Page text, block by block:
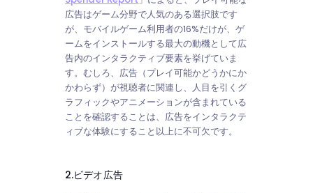
広告はゲーム分野で人気のある選択肢です
が、モバイルゲーム利用者の16%だけが、ゲ
ームをインストールする最大の動機として広
告内のインタラクティブ要素を挙げていま
す。むしろ、広告（プレイ可能かどうかにか
かわらず）が視聴者に関連し、人目を引くグ
ラフィックやアニメーションが含まれている
ことを確認することは、広告をインタラクテ
ィブな体験にすること以上に不可欠です。
2.ビデオ広告